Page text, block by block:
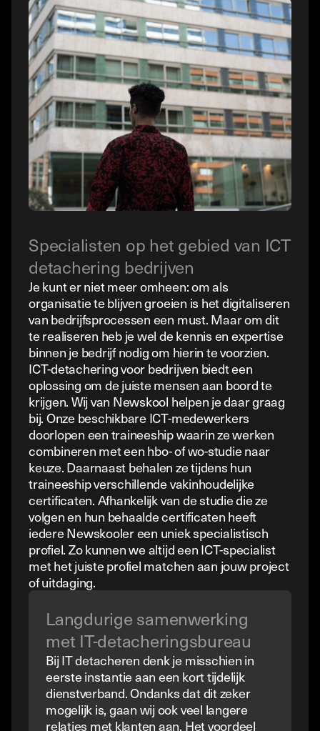
Specialisten op het gebied van ICT
detachering bedrijven
Je kunt er niet meer omheen: om als
organisatie te blijven groeien is het digitaliseren
van bedrijfsprocessen een must. Maar om dit
te realiseren heb je wel de kennis en expertise
binnen je bedrijf nodig om hierin te voorzien.
ICT-detachering voor bedrijven biedt een
oplossing om de juiste mensen aan boord te
krijgen. Wij van Newskool helpen je daar graag
bij. Onze beschikbare ICT-medewerkers
doorlopen een traineeship waarin ze werken
combineren met een hbo- of wo-studie naar
keuze. Daarnaast behalen ze tijdens hun
traineeship verschillende vakinhoudelijke
certificaten. Afhankelijk van de studie die ze
volgen en hun behaalde certificaten heeft
iedere Newskooler een uniek specialistisch
profiel. Zo kunnen we altijd een ICT-specialist
met het juiste profiel matchen aan jouw project
of uitdaging.
Langdurige samenwerking
met IT-detacheringsbureau
Bij IT detacheren denk je misschien in
eerste instantie aan een kort tijdelijk
dienstverband. Ondanks dat dit zeker
mogelijk is, gaan wij ook veel langere
relaties met klanten aan. Het voordeel